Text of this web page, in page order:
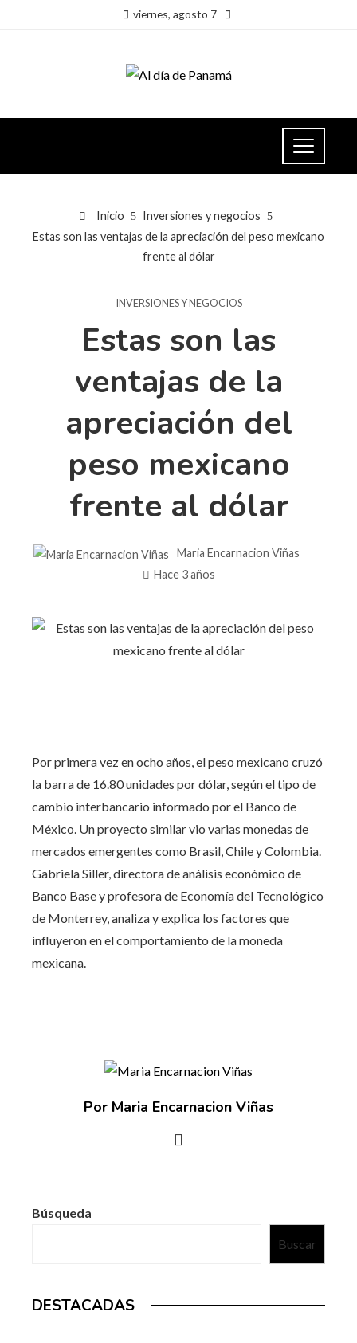
viernes, agosto 7
Inicio
Inversiones y negocios
Estas son las ventajas de la apreciación del peso mexicano
frente al dólar
INVERSIONES Y NEGOCIOS
Estas son las
ventajas de la
apreciación del
peso mexicano
frente al dólar
Maria Encarnacion Viñas
Hace 3 años
Por primera vez en ocho años, el peso mexicano cruzó
la barra de 16.80 unidades por dólar, según el tipo de
cambio interbancario informado por el Banco de
México. Un proyecto similar vio varias monedas de
mercados emergentes como Brasil, Chile y Colombia.
Gabriela Siller, directora de análisis económico de
Banco Base y profesora de Economía del Tecnológico
de Monterrey, analiza y explica los factores que
influyeron en el comportamiento de la moneda
mexicana.
Por Maria Encarnacion Viñas
Búsqueda
Buscar
DESTACADAS